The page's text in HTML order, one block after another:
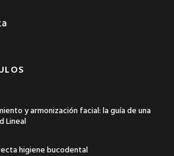
y armonización facial: la guía de una
Lineal
higiene bucodental